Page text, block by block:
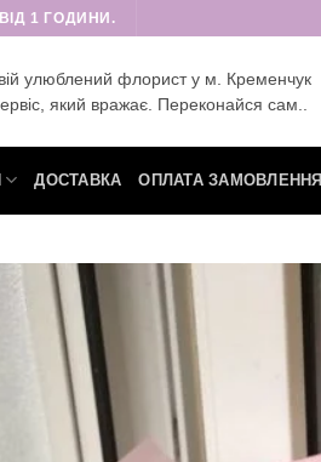
1 ГОДИНИ.
улюблений флорист у м. Кременчук
який вражає. Переконайся сам..
ДОСТАВКА ОПЛАТА ЗАМОВЛЕННЯ